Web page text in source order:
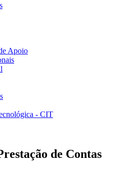
Apoio
- CIT
de Contas